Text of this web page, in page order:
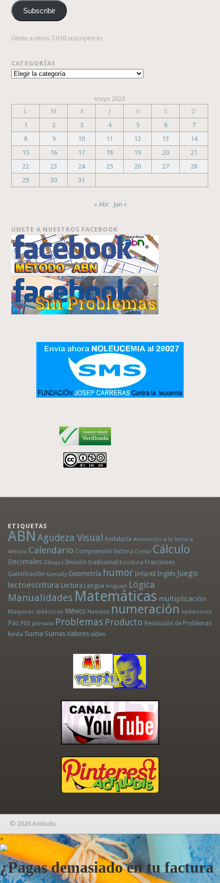
correo
electrónico
Subscribir
Únete a otros 7.610 suscriptores
CATEGORÍAS
Categorías
mayo 2023
L
M X J V S
D
1
2 3 4 5 6
7
8
9 10 11 12 13
14
15
16 17 18 19 20
21
22
23 24 25 26 27
28
29
30 31
« Abr Jun »
ÚNETE A NUESTROS FACEBOOK
ETIQUETAS
ABN Agudeza Visual Andalucía Animación a la lectura
Artículo Calendario Comprensión lectora Contar Cálculo
Decimales Dibujos División tradicional Escritura Fracciones
Gamificación Genially Geometría humor Infantil Inglés Juego
lectoescritura Lectura Lengua lenguaje Lógica
Manualidades Matemáticas multiplicación
Máquinas didácticas México Navidad numeración operaciones
Paz PDI primaria Problemas Producto Resolución de Problemas
Resta Suma Sumas Valores vídeo
© 2026 Actiludis
×
¿Pagas demasiado en tu factura